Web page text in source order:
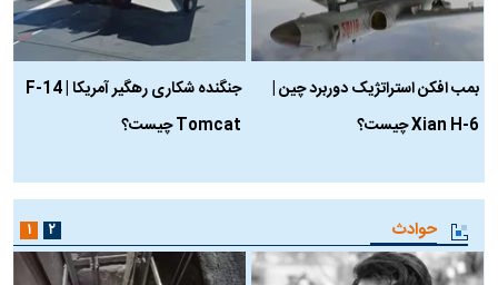
بمب افکن استراتژیک دوربرد چین |
Xian H-6 چیست؟
جنگنده شکاری رهگیر آمریکا | F-14
Tomcat چیست؟
حوادث ۱ ۲